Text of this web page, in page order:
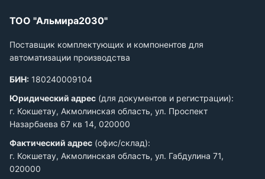
ТОО "Альмира2030"
Поставщик комплектующих и компонентов для
автоматизации производства
БИН: 180240009104
Юридический адрес (для документов и регистрации):
г. Кокшетау, Акмолинская область, ул. Проспект
Назарбаева 67 кв 14, 020000
Фактический адрес (офис/склад):
г. Кокшетау, Акмолинская область, ул. Габдулина 71,
020000